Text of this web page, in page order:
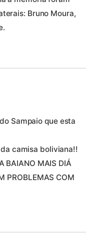
Bruno Moura,
Sampaio que esta
camisa boliviana!!
BAIANO MAIS DIÁ
PROBLEMAS COM